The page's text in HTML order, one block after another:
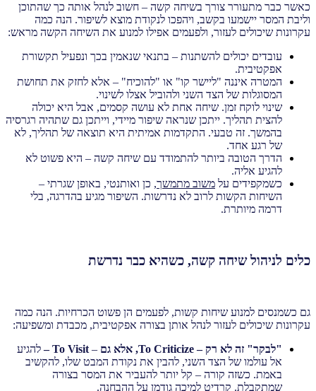
כאשר כבר מתעורר צורך בשיחה קשה – חשוב לנהל אותה כך שהתוכן
וליבת המסר יישמעו בקשב, ויהפכו לנקודת מוצא לשיפור. הנה כמה
עקרונות שיכולים לעזור, ולפעמים אפילו למנוע את השיחה הקשה מראש:
עובדים יכולים להשתנות – בתנאי שנאמין בכך ונפעיל תקשורת
אפקטיבית.
המטרה איננה "ליישר קו" או "להוכיח" – אלא לחזק את תחושת
המסוגלות של הצד השני ולהוביל אצלו לשינוי.
שינוי לוקח זמן. שיחה אחת לא עושה קסמים, אבל היא יכולה
להצית תהליך. ייתכן שנראה שיפור מיידי, וייתכן גם שתהיה רגרסיה
בהמשך. זה טבעי. התקדמות אמיתית היא תוצאה של תהליך, לא
של רגע אחד.
הדרך הטובה ביותר להתמודד עם שיחה קשה – היא פשוט לא
להגיע אליה.
כשמקפידים על משוב מתמשך, כן ואותנטי, באופן שגרתי –
השיחות הקשות לרוב לא נדרשות. השיפור מגיע בהדרגה, בלי
דרמה מיותרת.
כלים לניהול שיחה קשה, כשהיא כבר נדרשת
גם כשמנסים למנוע שיחות קשות, לפעמים הן פשוט הכרחיות. הנה כמה
עקרונות שיכולים לעזור לנהל אותן בצורה אפקטיבית, מכבדת ומשפיעה:
"לבקר" זה לא רק –To Criticize , אלא גם –
להגיע
אל עולמו של הצד השני, להבין את נקודת המבט שלו, להקשיב
באמת. כשזה קורה – קל יותר להעביר את המסר בצורה
שמתקבלת. קרדיט למיכה גודמן על ההבחנה.